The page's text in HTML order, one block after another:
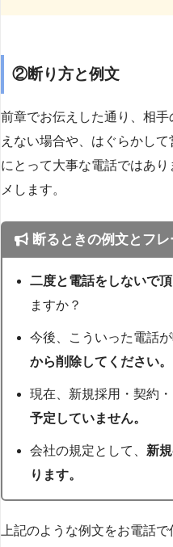
②断り方と例文
前章でお伝えした通り、相
えない場合や、はぐらかし
にとって大事な電話ではあ
メします。
断るときの例文とフレ
二度と電話をしないで
ますか？
今後、こういった電話
から削除してください。
現在、新規採用・契約
予定していません。
会社の規定として、 新
ります。
上記のような例文をお電話